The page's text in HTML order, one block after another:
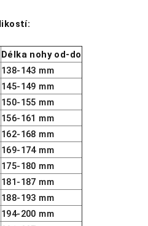
Délka nohy od-do
138-143 mm
145-149 mm
150-155 mm
156-161 mm
162-168 mm
169-174 mm
175-180 mm
181-187 mm
188-193 mm
194-200 mm